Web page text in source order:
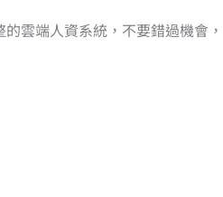
雲端人資系統，不要錯過機會，